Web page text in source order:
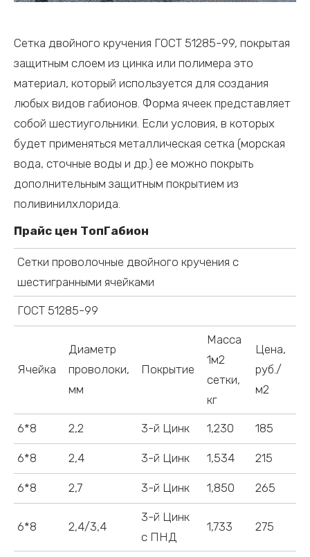
Сетка двойного кручения ГОСТ 51285-99, покрытая
защитным слоем из цинка или полимера это
материал, который используется для создания
любых видов габионов. Форма ячеек представляет
собой шестиугольники. Если условия, в которых
будет применяться металлическая сетка (морская
вода, сточные воды и др.) ее можно покрыть
дополнительным защитным покрытием из
поливинилхлорида.
Прайс цен ТопГабион
Сетки проволочные двойного кручения с
шестигранными ячейками
ГОСТ 51285-99
Ячейка
Диаметр
проволоки,
мм
Покрытие
Масса
1м2
сетки,
кг
Цена,
руб./
м2
6*8 2,2 3-й Цинк 1,230 185
6*8 2,4 3-й Цинк 1,534 215
6*8 2,7 3-й Цинк 1,850 265
6*8 2,4/3,4
3-й Цинк
с ПНД
1,733 275